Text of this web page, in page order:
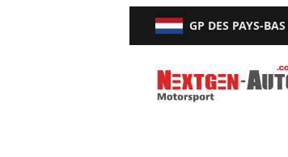
GP DES PAYS-BAS
Nextgen-Auto.com